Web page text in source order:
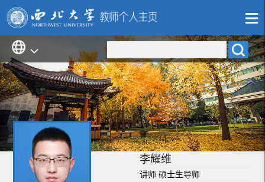
李耀维
讲师 硕士生导师